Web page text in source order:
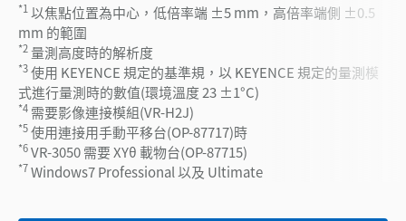
*1 以焦點位置為中心，低倍率端 ±5 mm，高倍率端側 ±0.5
mm 的範圍
*2 量測高度時的解析度
*3使用 KEYENCE 規定的基準規，以 KEYENCE 規定的量測模
式進行量測時的數值(環境溫度 23 ±1°C)
*4 需要影像連接模組(VR-H2J)
*5使用連接用手動平移台(OP-87717)時
*6VR-3050 需要 XYθ 載物台(OP-87715)
*7Windows7 Professional 以及 Ultimate